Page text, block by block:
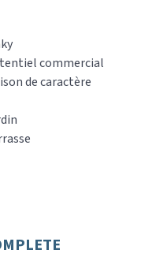
commercial
de caractère